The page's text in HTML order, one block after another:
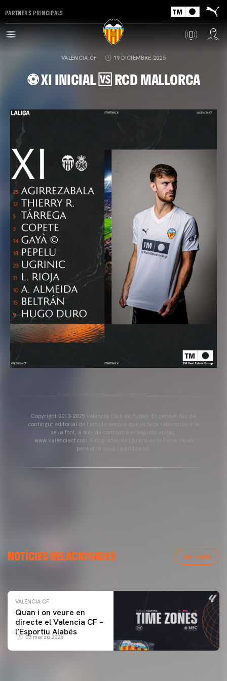
PARTNERS PRINCIPALS
VALENCIA CF 19 DICIEMBRE 2025
⚽ XI INICIAL 🆚 RCD MALLORCA
Copyright 2013-2025 Valencia Club de Futbol. Es permet l'ús del
contingut editorial de l'article sempre que es faça referència a la
seua font, a més de contindre el següent enllaç:
www.valenciacf.com. Fotografies de Lázaro de la Peña, no es
permet la seua reutilització.
NOTÍCIES RELACIONADES VER TODAS
ENTRENAMENT DEL VALENCIA CF 04/03/26
VALENCIA CF
Quan i on veure en
directe el Valencia CF –
l’Esportiu Alabés
03 marzo 2026